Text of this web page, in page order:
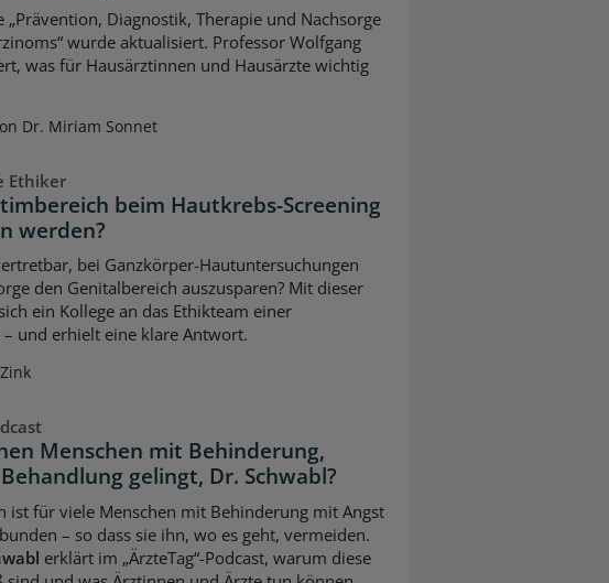
„Prävention, Diagnostik, Therapie und Nachsorge
wurde aktualisiert. Professor Wolfgang
was für Hausärztinnen und Hausärzte wichtig
Dr. Miriam Sonnet
Ethiker
beim Hautkrebs-Screening
werden?
bei Ganzkörper-Hautuntersuchungen
den Genitalbereich auszusparen? Mit dieser
ein Kollege an das Ethikteam einer
– und erhielt eine klare Antwort.
Menschen mit Behinderung,
gelingt, Dr. Schwabl?
ist für viele Menschen mit Behinderung mit Angst
– so dass sie ihn, wo es geht, vermeiden.
erklärt im „ÄrzteTag“-Podcast, warum diese